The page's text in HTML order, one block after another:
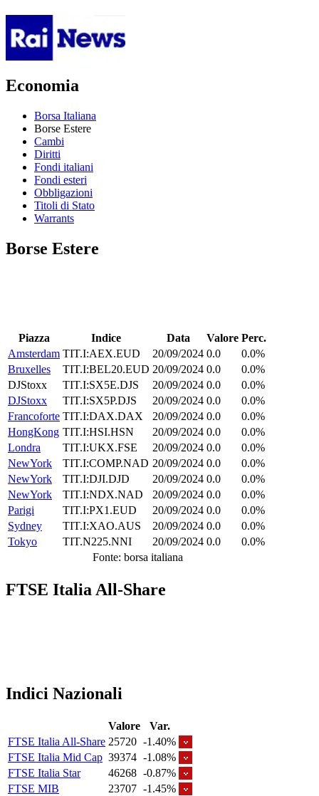
Economia
Borsa Italiana
Borse Estere
Cambi
Diritti
Fondi italiani
Fondi esteri
Obbligazioni
Titoli di Stato
Warrants
Borse Estere
Piazza Indice Data Valore Perc.
Amsterdam TIT.I:AEX.EUD 20/09/2024 0.0
0.0%
Bruxelles
TIT.I:BEL20.EUD 20/09/2024 0.0
0.0%
DJStoxx
TIT.I:SX5E.DJS 20/09/2024 0.0
0.0%
DJStoxx
TIT.I:SX5P.DJS 20/09/2024 0.0
0.0%
Francoforte TIT.I:DAX.DAX 20/09/2024 0.0
0.0%
HongKong TIT.I:HSI.HSN 20/09/2024 0.0
0.0%
Londra
TIT.I:UKX.FSE 20/09/2024 0.0
0.0%
NewYork
TIT.I:COMP.NAD 20/09/2024 0.0
0.0%
NewYork
TIT.I:DJI.DJD 20/09/2024 0.0
0.0%
NewYork
TIT.I:NDX.NAD 20/09/2024 0.0
0.0%
Parigi
TIT.I:PX1.EUD 20/09/2024 0.0
0.0%
Sydney
TIT.I:XAO.AUS 20/09/2024 0.0
0.0%
Tokyo
TIT.N225.NNI 20/09/2024 0.0
0.0%
Fonte: borsa italiana
FTSE Italia All-Share
Indici Nazionali
Valore
Var.
FTSE Italia All-Share 25720 -1.40%
FTSE Italia Mid Cap 39374 -1.08%
FTSE Italia Star
46268 -0.87%
FTSE MIB
23707 -1.45%